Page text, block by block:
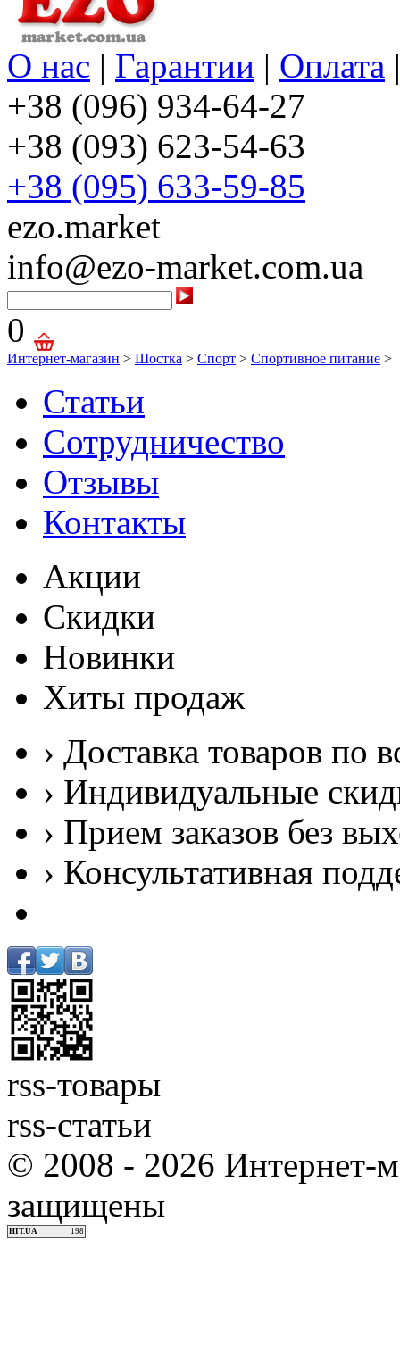
О нас | Гарантии | Оплата
+38 (096) 934-64-27
+38 (093) 623-54-63
+38 (095) 633-59-85
ezo.market
info@ezo-market.com.ua
0
Интернет-магазин > Шостка > Спорт > Спортивное питание >
Статьи
Сотрудничество
Отзывы
Контакты
Акции
Скидки
Новинки
Хиты продаж
› Доставка товаров по
› Индивидуальные
› Прием заказов без
› Консультативная
rss-товары
rss-статьи
© 2008 - 2026 Интернет-
защищены
HIT.UA 198